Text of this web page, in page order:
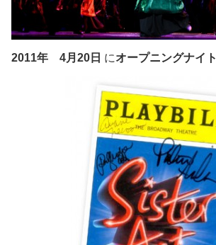
2011年 4月20日 にオープニングナイト